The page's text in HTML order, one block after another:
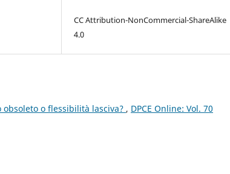
CC Attribution-NonCommercial-ShareAlike
4.0
o flessibilità lasciva? , DPCE Online: Vol. 70